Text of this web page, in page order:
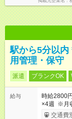
駅から5分以内
用管理・保守
派遣 ブランクOK
給与
時給2800
×4週 ※月
サービス
交通費